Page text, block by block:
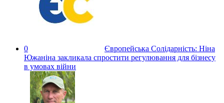
0 Європейська Солідарність: Ніна
Южаніна закликала спростити регулювання для бізнесу
в умовах війни